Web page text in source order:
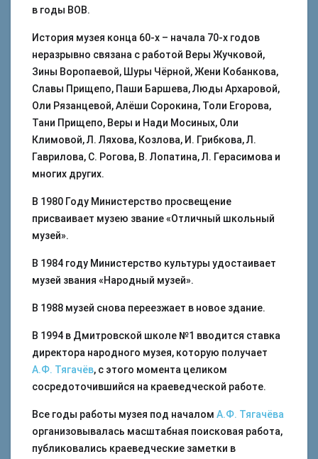
в годы ВОВ.
История музея конца 60-х – начала 70-х годов
неразрывно связана с работой Веры Жучковой,
Зины Воропаевой, Шуры Чёрной, Жени Кобанкова,
Славы Прищепо, Паши Баршева, Люды Архаровой,
Оли Рязанцевой, Алёши Сорокина, Толи Егорова,
Тани Прищепо, Веры и Нади Мосиных, Оли
Климовой, Л. Ляхова, Козлова, И. Грибкова, Л.
Гаврилова, С. Рогова, В. Лопатина, Л. Герасимова и
многих других.
В 1980 Году Министерство просвещение
присваивает музею звание «Отличный школьный
музей».
В 1984 году Министерство культуры удостаивает
музей звания «Народный музей».
В 1988 музей снова переезжает в новое здание.
В 1994 в Дмитровской школе №1 вводится ставка
директора народного музея, которую получает
А.Ф. Тягачёв, с этого момента целиком
сосредоточившийся на краеведческой работе.
Все годы работы музея под началом А.Ф. Тягачёва
организовывалась масштабная поисковая работа,
публиковались краеведческие заметки в